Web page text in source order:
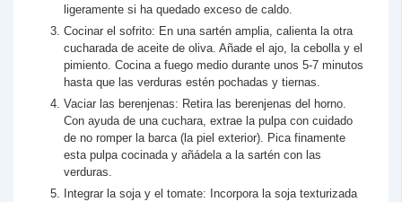
ligeramente si ha quedado exceso de caldo.
Cocinar el sofrito: En una sartén amplia, calienta la otra
cucharada de aceite de oliva. Añade el ajo, la cebolla y el
pimiento. Cocina a fuego medio durante unos 5-7 minutos
hasta que las verduras estén pochadas y tiernas.
Vaciar las berenjenas: Retira las berenjenas del horno.
Con ayuda de una cuchara, extrae la pulpa con cuidado
de no romper la barca (la piel exterior). Pica finamente
esta pulpa cocinada y añádela a la sartén con las
verduras.
Integrar la soja y el tomate: Incorpora la soja texturizada